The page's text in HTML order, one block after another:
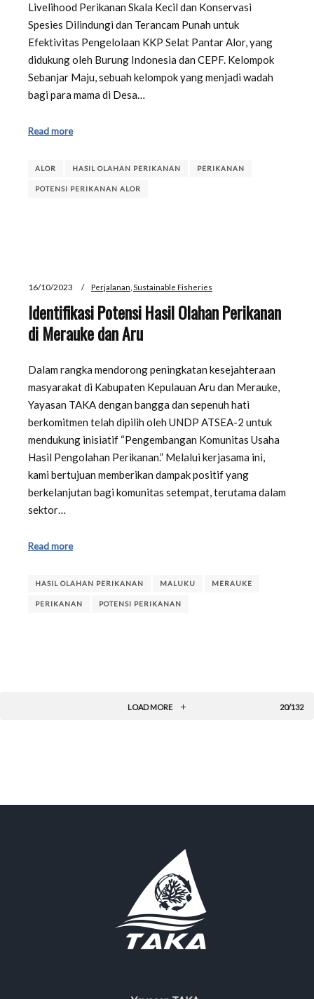
Livelihood Perikanan Skala Kecil dan Konservasi
Spesies Dilindungi dan Terancam Punah untuk
Efektivitas Pengelolaan KKP Selat Pantar Alor, yang
didukung oleh Burung Indonesia dan CEPF. Kelompok
Sebanjar Maju, sebuah kelompok yang menjadi wadah
bagi para mama di Desa…
Read more
ALOR HASIL OLAHAN PERIKANAN PERIKANAN
POTENSI PERIKANAN ALOR
16/10/2023 Perjalanan Sustainable Fisheries
Identifikasi Potensi Hasil Olahan Perikanan
di Merauke dan Aru
Dalam rangka mendorong peningkatan kesejahteraan
masyarakat di Kabupaten Kepulauan Aru dan Merauke,
Yayasan TAKA dengan bangga dan sepenuh hati
berkomitmen telah dipilih oleh UNDP ATSEA-2 untuk
mendukung inisiatif “Pengembangan Komunitas Usaha
Hasil Pengolahan Perikanan.” Melalui kerjasama ini,
kami bertujuan memberikan dampak positif yang
berkelanjutan bagi komunitas setempat, terutama dalam
sektor…
Read more
HASIL OLAHAN PERIKANAN MALUKU MERAUKE
PERIKANAN POTENSI PERIKANAN
LOAD MORE 20/132